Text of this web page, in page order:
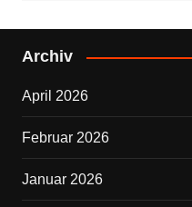
c
e
o
o
k
tt
er
Archiv
April 2026
Februar 2026
Januar 2026